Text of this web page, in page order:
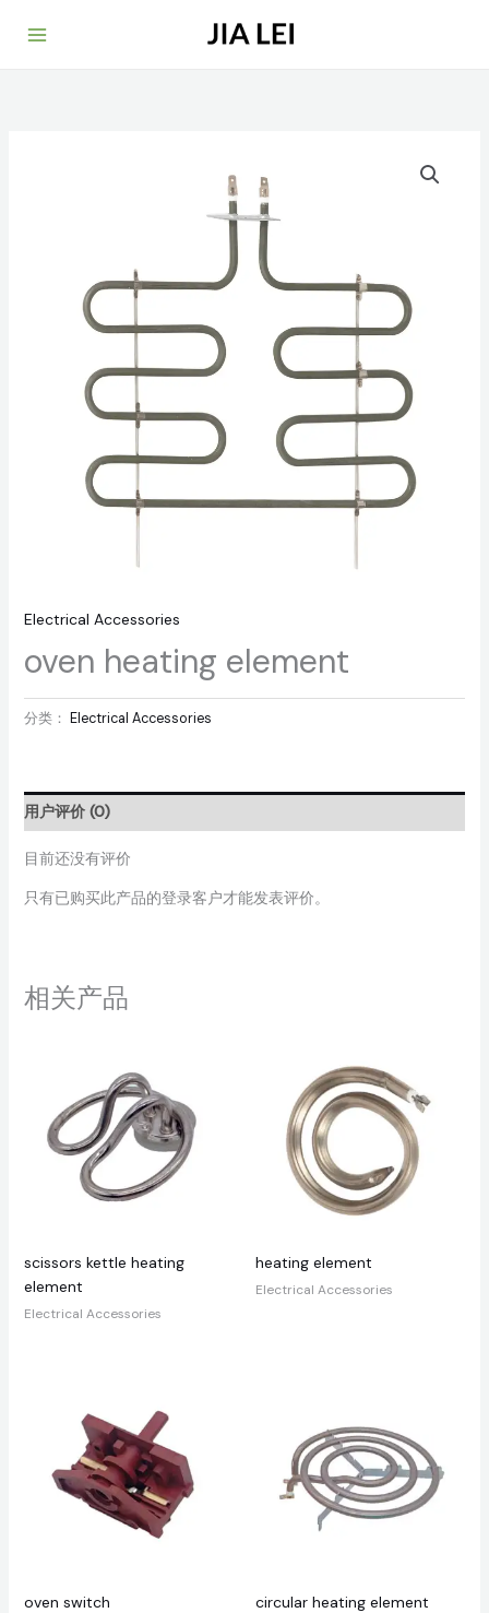
Electrical Accessories
oven heating element
分类： Electrical Accessories
用户评价 (0)
目前还没有评价
只有已购买此产品的登录客户才能发表评价。
相关产品
scissors kettle heating
element
Electrical Accessories
heating element
Electrical Accessories
oven switch circular heating element